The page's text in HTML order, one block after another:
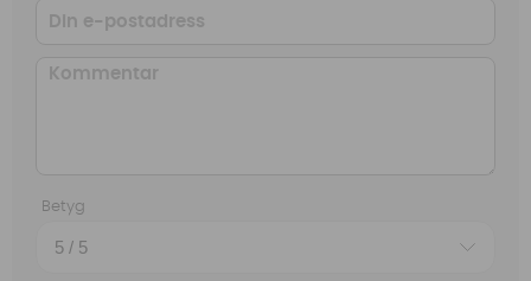
Betyg